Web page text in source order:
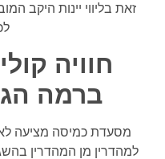
זאת בליווי יינות היקב
חוויה
ברמה
מסעדת כמיסה מציעה
למהדרין מן המהדרין